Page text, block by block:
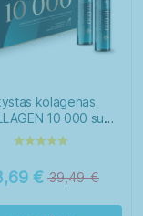
kolagenas
10 000 su
biotinu N14
39,49€
€